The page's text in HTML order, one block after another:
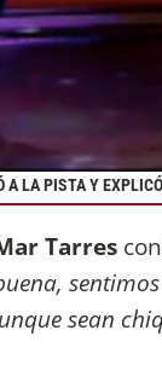
LA PISTA Y
Tarres
sean